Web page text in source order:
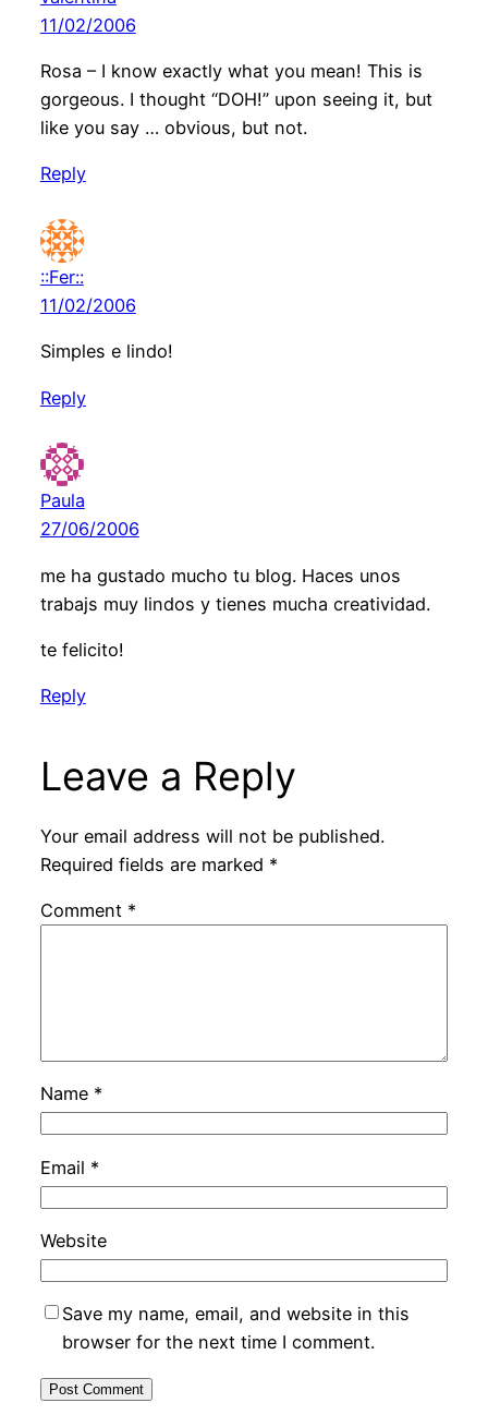
11/02/2006
Rosa – I know exactly what you mean! This is
gorgeous. I thought “DOH!” upon seeing it, but
like you say … obvious, but not.
Reply
::Fer::
11/02/2006
Simples e lindo!
Reply
Paula
27/06/2006
me ha gustado mucho tu blog. Haces unos
trabajs muy lindos y tienes mucha creatividad.
te felicito!
Reply
Leave a Reply
Your email address will not be published.
Required fields are marked *
Comment *
Name *
Email *
Website
Save my name, email, and website in this
browser for the next time I comment.